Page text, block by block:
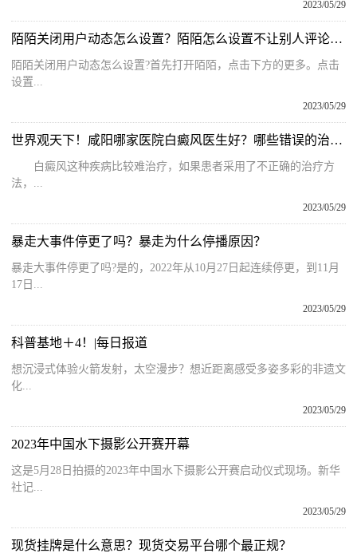
2023/05/29
陌陌关闭用户动态怎么设置？陌陌怎么设置不让别人评论动态？
陌陌关闭用户动态怎么设置?首先打开陌陌，点击下方的更多。点击
设置...
2023/05/29
世界观天下！咸阳哪家医院白癜风医生好？哪些错误的治疗方法会影响白癜风的治疗？
白癜风这种疾病比较难治疗，如果患者采用了不正确的治疗方
法，...
2023/05/29
暴走大事件停更了吗？暴走为什么停播原因？
暴走大事件停更了吗?是的，2022年从10月27日起连续停更，到11月
17日...
2023/05/29
科普基地＋4！|每日报道
想沉浸式体验火箭发射，太空漫步？想近距离感受多姿多彩的非遗文
化...
2023/05/29
2023年中国水下摄影公开赛开幕
这是5月28日拍摄的2023年中国水下摄影公开赛启动仪式现场。新华
社记...
2023/05/29
现货挂牌是什么意思？现货交易平台哪个最正规？